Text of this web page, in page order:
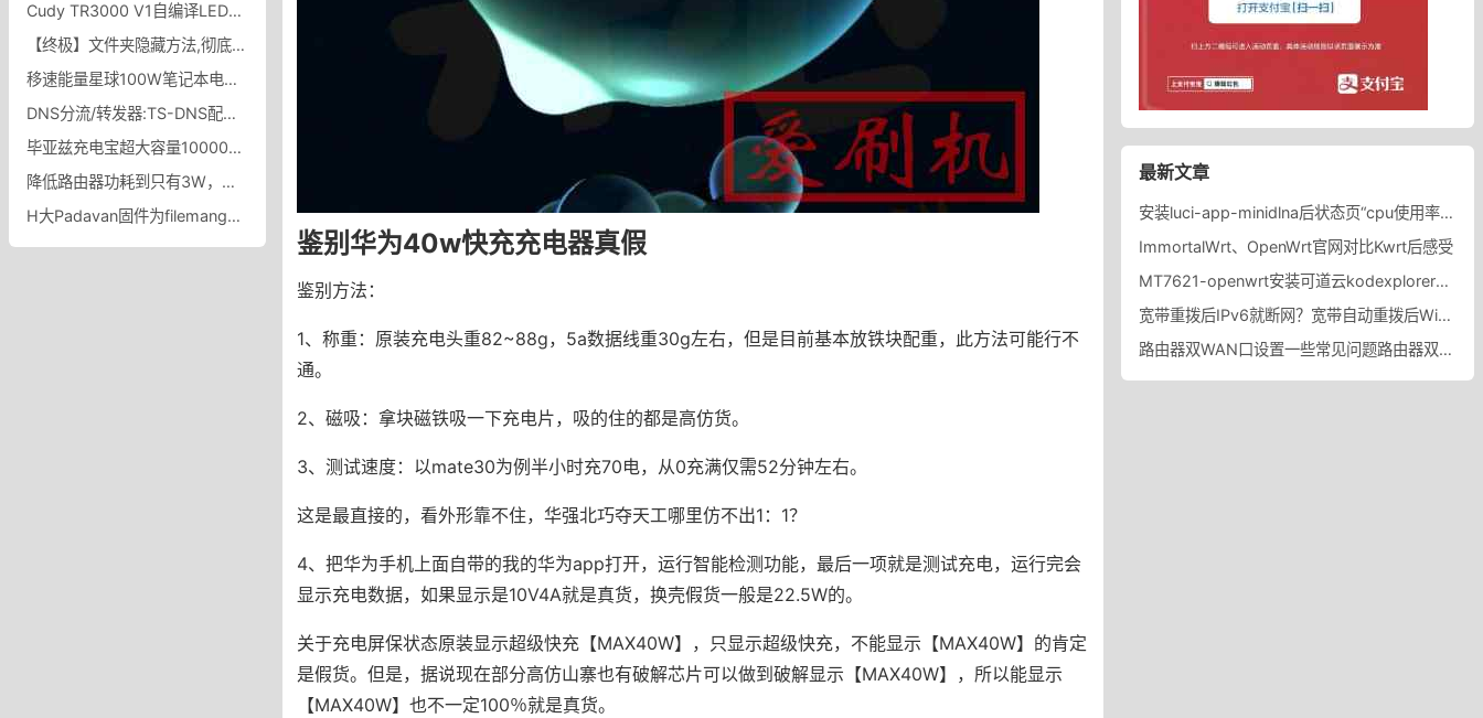
Cudy TR3000 V1自编译LEDE固件分享
【终极】文件夹隐藏方法,彻底隐藏文件夹的方法！显示隐藏的文件也看不到
移速能量星球100W笔记本电脑充电宝25000毫安超大容量130W大功率快充便携移动电源适用华为小米联想苹果手机_移速旗舰店
DNS分流/转发器:TS-DNS配置及使用方法，Telescope DNS分组/转发器GitHub地址
毕亚兹充电宝超大容量10000毫安自带线双向快充小巧便携户外移动电源大容量适用华为小米苹果用旗舰店品质_毕亚兹旗舰店
降低路由器功耗到只有3W，路由器一个月耗电量高吗？
H大Padavan固件为filemanger添加caddy运行browser webdav功能
鉴别华为40w快充充电器真假
鉴别方法：
1、称重：原装充电头重82~88g，5a数据线重30g左右，但是目前基本放铁块配重，此方法可能行不
通。
2、磁吸：拿块磁铁吸一下充电片，吸的住的都是高仿货。
3、测试速度：以mate30为例半小时充70电，从0充满仅需52分钟左右。
这是最直接的，看外形靠不住，华强北巧夺天工哪里仿不出1：1？
4、把华为手机上面自带的我的华为app打开，运行智能检测功能，最后一项就是测试充电，运行完会
显示充电数据，如果显示是10V4A就是真货，换壳假货一般是22.5W的。
关于充电屏保状态原装显示超级快充【MAX40W】，只显示超级快充，不能显示【MAX40W】的肯定
是假货。但是，据说现在部分高仿山寨也有破解芯片可以做到破解显示【MAX40W】，所以能显示
【MAX40W】也不一定100％就是真货。
最新文章
安装luci-app-minidlna后状态页“cpu使用率“显示虚高，排除过程记录。
ImmortalWrt、OpenWrt官网对比Kwrt后感受
MT7621-openwrt安装可道云kodexplorer轻量化NAS
宽带重拨后IPv6就断网？宽带自动重拨后Win10的IPv6失效
路由器双WAN口设置一些常见问题路由器双WAN口设置踩坑